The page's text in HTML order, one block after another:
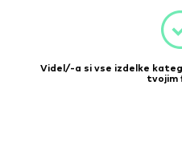
Videl/-a si vse izdelke
tvojim